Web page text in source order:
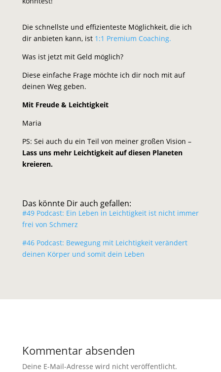
Die schnellste und effizienteste Möglichkeit, die ich
dir anbieten kann, ist 1:1 Premium Coaching.
Was ist jetzt mit Geld möglich?
Diese einfache Frage möchte ich dir noch mit auf
deinen Weg geben.
Mit Freude & Leichtigkeit
Maria
PS: Sei auch du ein Teil von meiner großen Vision –
Lass uns mehr Leichtigkeit auf diesen Planeten
kreieren.
Das könnte Dir auch gefallen:
#49 Podcast: Ein Leben in Leichtigkeit ist nicht immer
frei von Schmerz
#46 Podcast: Bewegung mit Leichtigkeit verändert
deinen Körper und somit dein Leben
Kommentar absenden
Deine E-Mail-Adresse wird nicht veröffentlicht.